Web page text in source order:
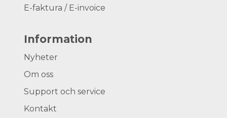
E-faktura / E-invoice
Information
Nyheter
Om oss
Support och service
Kontakt